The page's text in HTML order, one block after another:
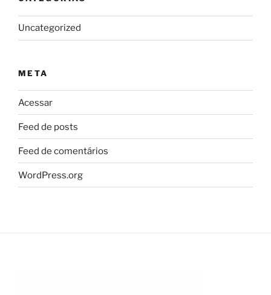
Uncategorized
META
Acessar
Feed de posts
Feed de comentários
WordPress.org